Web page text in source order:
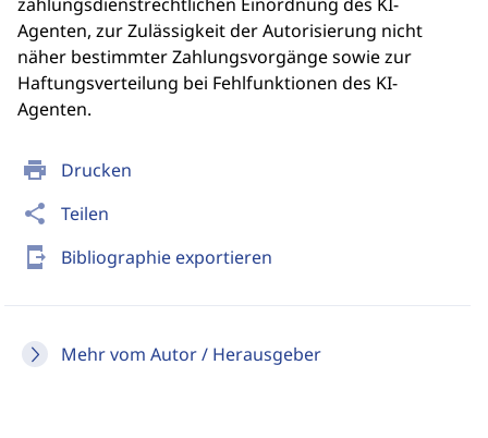
print Drucken
share Teilen
send_to_mobile Bibliographie exportieren
Mehr vom Autor / Herausgeber
Agenten, zur Zulässigkeit der Autorisierung nicht
näher bestimmter Zahlungsvorgänge sowie zur
Haftungsverteilung bei Fehlfunktionen des KI-
Agenten.